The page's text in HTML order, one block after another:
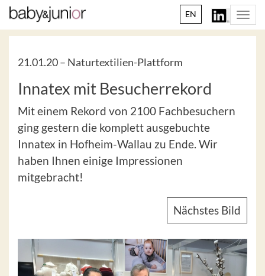
EN
21.01.20 – Naturtextilien-Plattform
Innatex mit Besucherrekord
Mit einem Rekord von 2100 Fachbesuchern
ging gestern die komplett ausgebuchte
Innatex in Hofheim-Wallau zu Ende. Wir
haben Ihnen einige Impressionen
mitgebracht!
Nächstes Bild